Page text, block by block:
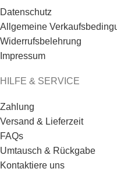
Datenschutz
Allgemeine
Widerrufsbelehrung
Impressum
HILFE & SERVICE
Zahlung
Versand & Lieferzeit
FAQs
Umtausch & Rückgabe
Kontaktiere uns